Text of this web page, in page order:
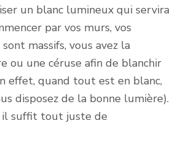
un blanc lumineux qui servira
par vos murs, vos
massifs, vous avez la
ou une céruse afin de blanchir
effet, quand tout est en blanc,
disposez de la bonne lumière).
il suffit tout juste de